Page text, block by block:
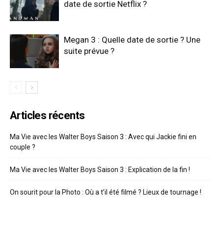
date de sortie Netflix ?
Megan 3 : Quelle date de sortie ? Une
suite prévue ?
Articles récents
Ma Vie avec les Walter Boys Saison 3 : Avec qui Jackie fini en
couple ?
Ma Vie avec les Walter Boys Saison 3 : Explication de la fin !
On sourit pour la Photo : Où a t’il été filmé ? Lieux de tournage !